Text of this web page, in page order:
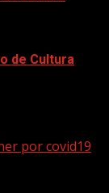
de Cultura
por covid19